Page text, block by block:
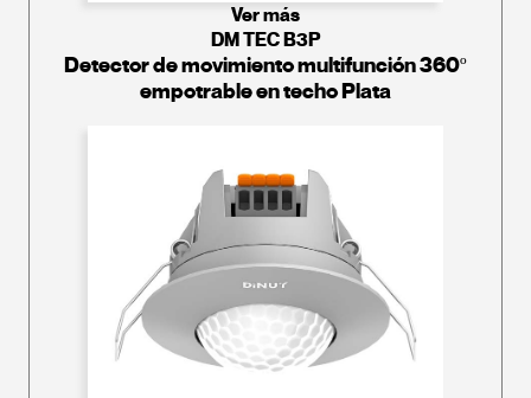
Ver más
DM TEC B3P
Detector de movimiento multifunción 360º
empotrable en techo Plata